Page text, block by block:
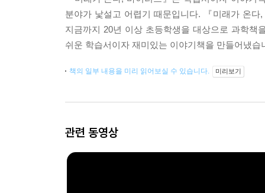
분야가 낯설고 어렵기 때문입니다. 『미래가 온
지금까지 20년 이상 초등학생을 대상으로 과학
쉬운 학습서이자 재미있는 이야기책을 만들어냈습
책의 일부 내용을 미리 읽어보실 수 있습니다. 미리보기
관련 동영상